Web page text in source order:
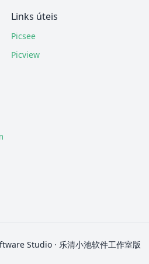
Links úteis
Picsee
Picview
Studio · 乐清小池软件工作室版